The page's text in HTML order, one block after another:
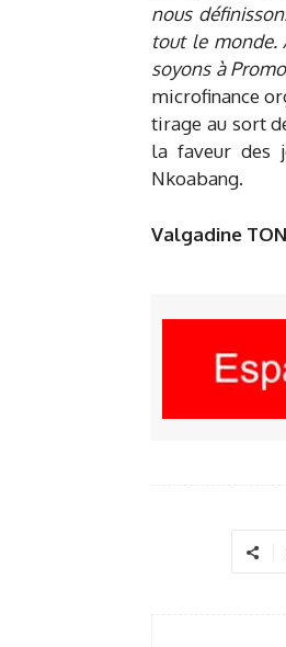
nous
tout le monde.
soyons à
microfinance
tirage au sort
la faveur des
Nkoabang.
Valgadine